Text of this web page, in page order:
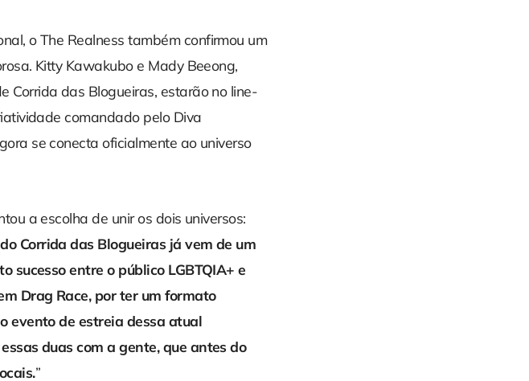
o The Realness também confirmou um
Kitty Kawakubo e Mady Beeong,
Corrida das Blogueiras, estarão no line-
comandado pelo Diva
se conecta oficialmente ao universo
a escolha de unir os dois universos:
Corrida das Blogueiras já vem de um
sucesso entre o público LGBTQIA+ e
Drag Race, por ter um formato
evento de estreia dessa atual
duas com a gente, que antes do
”